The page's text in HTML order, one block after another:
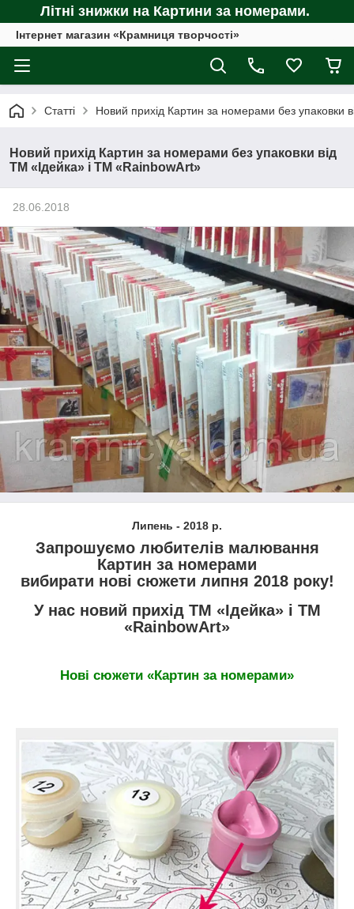
Літні знижки на Картини за номерами.
Інтернет магазин «Крамниця творчості»
Статті Новий прихід Картин за номерами без упаковки
Новий прихід Картин за номерами без упаковки від
ТМ «Ідейка» і ТМ «RainbowArt»
28.06.2018
Липень - 2018 р.
Запрошуємо любителів малювання
Картин за номерами
вибирати нові сюжети липня 2018 року!
У нас новий прихід ТМ «Ідейка» і ТМ
«RainbowArt»
Нові сюжети «Картин за номерами»